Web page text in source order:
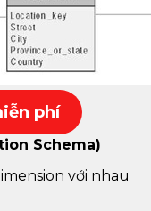
phí
Schema)
với nhau